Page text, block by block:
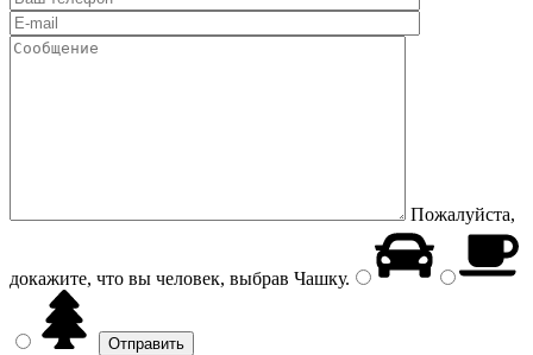
Пожалуйста,
докажите, что вы человек, выбрав Чашку.